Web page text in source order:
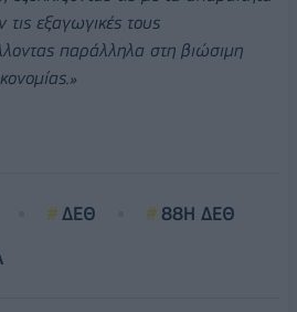
εξαγωγικές τους
παράλληλα στη βιώσιμη
ΔΕΘ
88Η ΔΕΘ